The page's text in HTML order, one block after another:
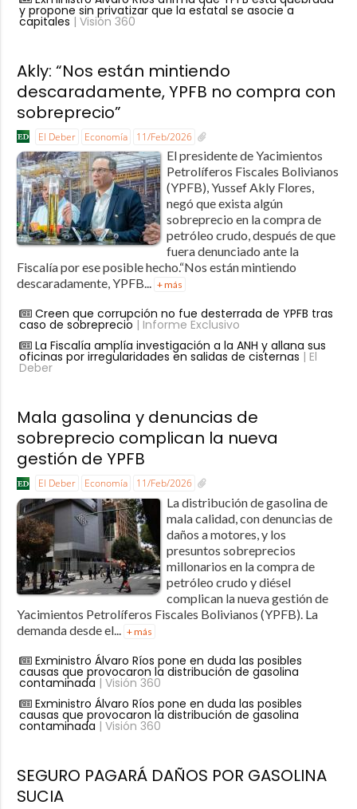
y propone sin privatizar que la estatal se asocie a
capitales | Visión 360
Akly: “Nos están mintiendo
descaradamente, YPFB no compra con
sobreprecio”
El Deber Economía 11/Feb/2026
El presidente de Yacimientos
Petrolíferos Fiscales Bolivianos
(YPFB), Yussef Akly Flores,
negó que exista algún
sobreprecio en la compra de
petróleo crudo, después de que
fuera denunciado ante la
Fiscalía por ese posible hecho.“Nos están mintiendo
descaradamente, YPFB... + más
Creen que corrupción no fue desterrada de YPFB tras
caso de sobreprecio | Informe Exclusivo
La Fiscalía amplía investigación a la ANH y allana sus
oficinas por irregularidades en salidas de cisternas | El
Deber
Mala gasolina y denuncias de
sobreprecio complican la nueva
gestión de YPFB
El Deber Economía 11/Feb/2026
La distribución de gasolina de
mala calidad, con denuncias de
daños a motores, y los
presuntos sobreprecios
millonarios en la compra de
petróleo crudo y diésel
complican la nueva gestión de
Yacimientos Petrolíferos Fiscales Bolivianos (YPFB). La
demanda desde el... + más
Exministro Álvaro Ríos pone en duda las posibles
causas que provocaron la distribución de gasolina
contaminada | Visión 360
Exministro Álvaro Ríos pone en duda las posibles
causas que provocaron la distribución de gasolina
contaminada | Visión 360
SEGURO PAGARÁ DAÑOS POR GASOLINA
SUCIA